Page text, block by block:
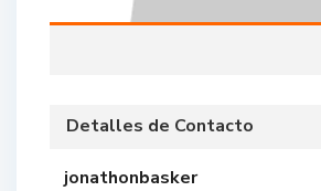
Detalles de Contacto
jonathonbasker